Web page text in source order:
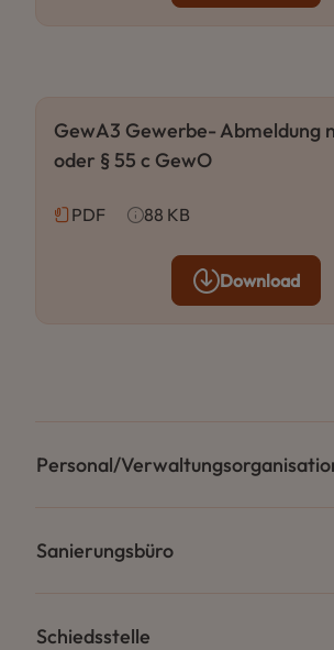
GewA3 Gewerbe- Abmeldung
oder § 55 c GewO
PDF 88 KB
Download
Personal/
Sanierungsbüro
Schiedsstelle